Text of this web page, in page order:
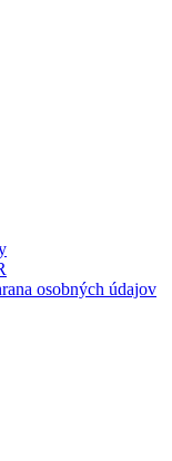
osobných údajov